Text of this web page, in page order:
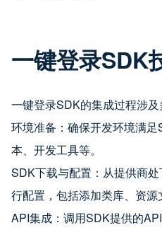
一键登录SDK
一键登录SDK的集成过程涉及
环境准备：确保开发环境满
本、开发工具等。
SDK下载与配置：从提供商
行配置，包括添加类库、资源
API集成：调用SDK提供的